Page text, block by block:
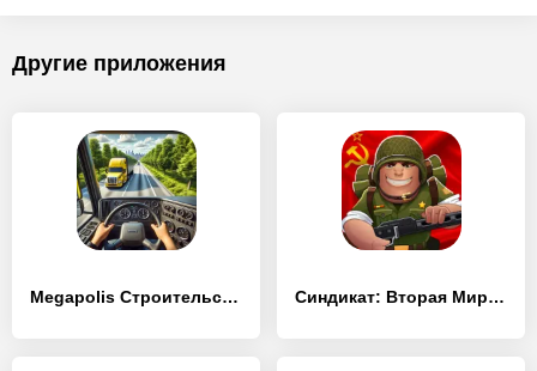
Другие приложения
Megapolis Строительство Города Синдикат: Вторая Мировая война